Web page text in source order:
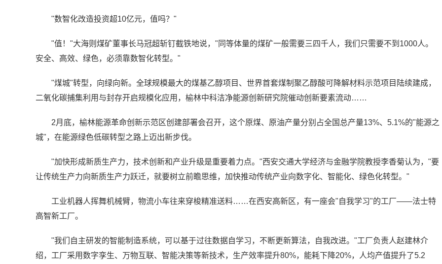
"数智化改造投资超10亿元，值吗？"
"值！"大海则煤矿董事长马冠超斩钉截铁地说，"同等体量的煤矿一般需要三四千人，我们只需要不到1000人。
安全、高效、绿色，必须靠数智化转型。"
"煤城"转型，向绿向新。全球规模最大的煤基乙醇项目、世界首套煤制聚乙醇酸可降解材料示范项目陆续建成，
二氧化碳捕集利用与封存开启规模化应用，榆林中科洁净能源创新研究院催动创新要素流动……
2月底，榆林能源革命创新示范区创建部署会召开，这个原煤、原油产量分别占全国总产量13%、5.1%的"能源之
城"，在能源绿色低碳转型之路上迈出新步伐。
"加快形成新质生产力，技术创新和产业升级是重要着力点。"西安交通大学经济与金融学院教授李香菊认为，"要
让传统生产力向新质生产力跃迁，就要树立前瞻思维，加快推动传统产业向数字化、智能化、绿色化转型。"
工业机器人挥舞机械臂，物流小车往来穿梭精准送料……在西安高新区，有一座会"自我学习"的工厂——法士特
高智新工厂。
"我们自主研发的智能制造系统，可以基于过往数据自学习，不断更新算法，自我改进。"工厂负责人赵建林介
绍，工厂采用数字孪生、万物互联、智能决策等新技术，生产效率提升80%，能耗下降20%，人均产值提升了5.2